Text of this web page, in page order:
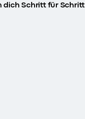
dich Schritt für Schritt